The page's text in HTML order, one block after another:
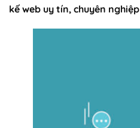
kế web uy tín, chuyên nghiệp